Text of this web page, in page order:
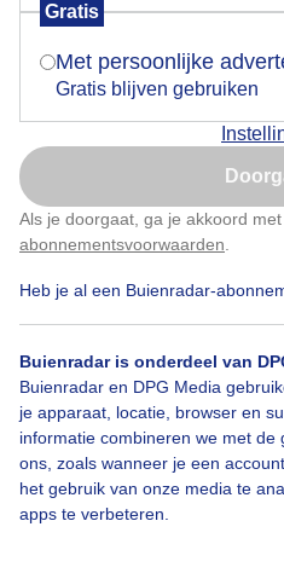
Gratis
Met persoonlijke
Gratis blijven gebruiken
Als je doorgaat, ga je akkoord met
abonnementsvoorwaarden
Heb je al een Buienradar-
Buienradar is onderdeel van
Buienradar en DPG Media
je apparaat, locatie, browser en
informatie combineren we met
ons, zoals wanneer je een
het gebruik van onze media te
apps te verbeteren.
Vanmorgen rond 9.00 uur
Door: Hans Stam Gemaakt: 11-06-
Bekijk slideshow
Is goed,
Nu niet,
Klik hierom dit